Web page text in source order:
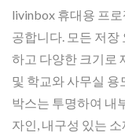
livinbox 휴대용 프
공합니다. 모든 저장
하고 다양한 크기로
및 학교와 사무실 용
박스는 투명하여 내
자인, 내구성 있는